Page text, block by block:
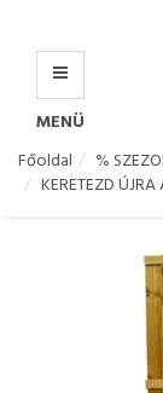
MENÜ
Főoldal
%
KERETEZD ÚJRA